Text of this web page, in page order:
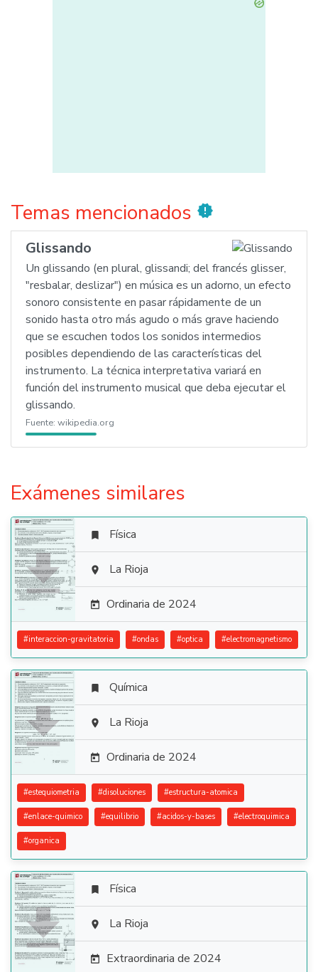
Temas mencionados new_releases
Glissando
Un glissando (en plural, glissandi; del francés glisser,
"resbalar, deslizar") en música es un adorno, un efecto
sonoro consistente en pasar rápidamente de un
sonido hasta otro más agudo o más grave haciendo
que se escuchen todos los sonidos intermedios
posibles dependiendo de las características del
instrumento. La técnica interpretativa variará en
función del instrumento musical que deba ejecutar el
glissando.
Fuente: wikipedia.org
Exámenes similares

 Física
 La Rioja
 Ordinaria de 2024
#interaccion-gravitatoria #ondas #optica #electromagnetismo

 Química
 La Rioja
 Ordinaria de 2024
#estequiometria #disoluciones #estructura-atomica
#enlace-quimico #equilibrio #acidos-y-bases #electroquimica
#organica

 Física
 La Rioja
 Extraordinaria de 2024